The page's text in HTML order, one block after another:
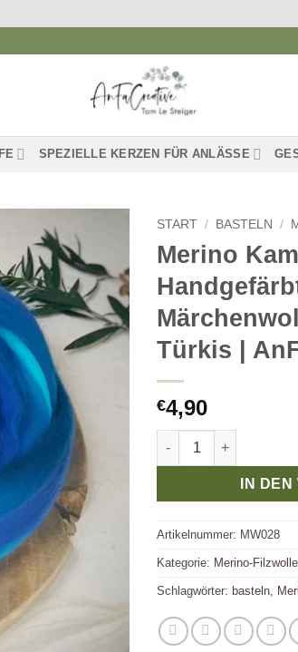
SPEZIELLE KERZEN FÜR ANLÄSSE
Auf die
Wunschliste
START / BASTELN /
Merino
Türkis |
€4,90
Merino Kammzug
IN
Artikelnummer: MW028
Kategorie: Merino-Filzwolle
Schlagwörter: basteln